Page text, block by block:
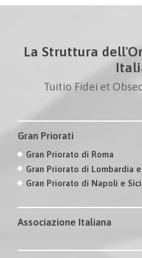
La Struttura
Tuitio Fidei et
Gran Priorati
Gran Priorato di Roma
Gran Priorato di Lombardia
Gran Priorato di Napoli e
Associazione Italiana